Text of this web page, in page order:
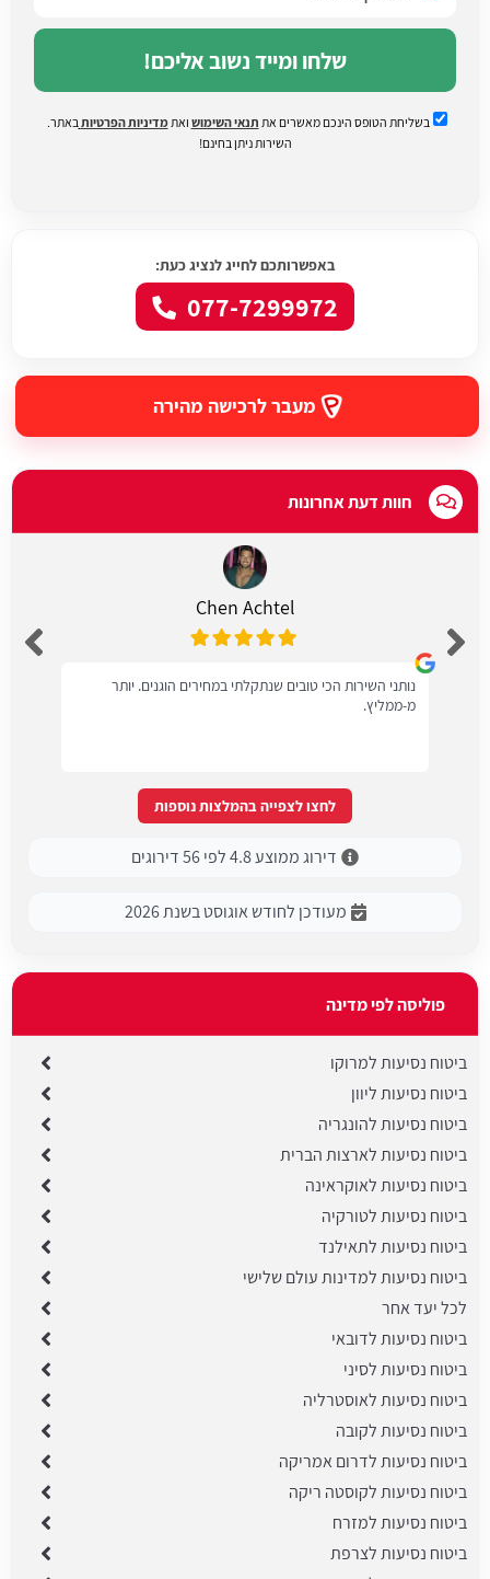
שלחו ומייד נשוב אליכם!
בשליחת הטופס הינכם מאשרים את תנאי השימוש ואתמדיניות הפרטיותבאתר.
השירות ניתן בחינם!
באפשרותכם לחייג לנציג כעת:
077-7299972
מעבר לרכישה מהירה
חוות דעת אחרונות
Chen Achtel
נותני השירות הכי טובים שנתקלתי במחירים הוגנים. יותר
מ-ממליץ.
לחצו לצפייה בהמלצות נוספות
דירוג ממוצע 4.8 לפי 56 דירוגים
מעודכן לחודש אוגוסט בשנת 2026
פוליסה לפי מדינה
ביטוח נסיעות למרוקו
ביטוח נסיעות ליוון
ביטוח נסיעות להונגריה
ביטוח נסיעות לארצות הברית
ביטוח נסיעות לאוקראינה
ביטוח נסיעות לטורקיה
ביטוח נסיעות לתאילנד
ביטוח נסיעות למדינות עולם שלישי
לכל יעד אחר
ביטוח נסיעות לדובאי
ביטוח נסיעות לסיני
ביטוח נסיעות לאוסטרליה
ביטוח נסיעות לקובה
ביטוח נסיעות לדרום אמריקה
ביטוח נסיעות לקוסטה ריקה
ביטוח נסיעות למזרח
ביטוח נסיעות לצרפת